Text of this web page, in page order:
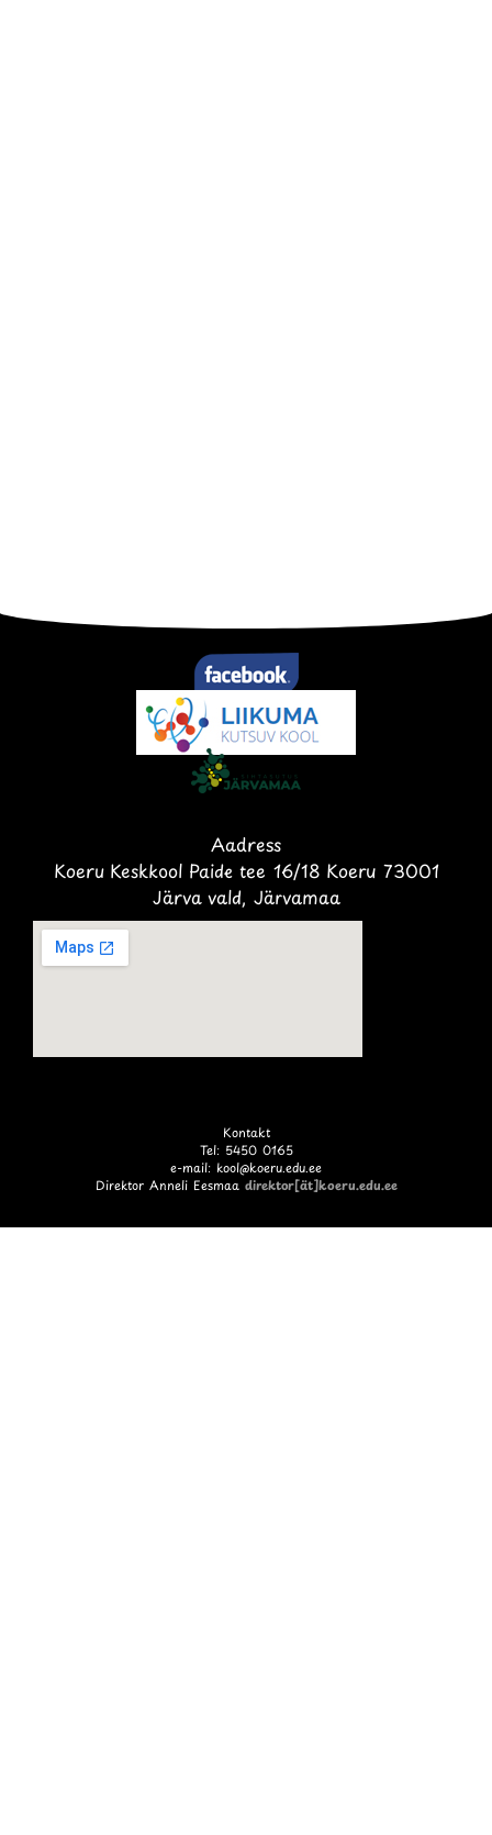
Aadress
Koeru Keskkool Paide tee 16/18 Koeru 73001
Järva vald, Järvamaa
Kontakt
Tel: 5450 0165
e-mail: kool@koeru.edu.ee
Direktor Anneli Eesmaa direktor[ät]koeru.edu.ee